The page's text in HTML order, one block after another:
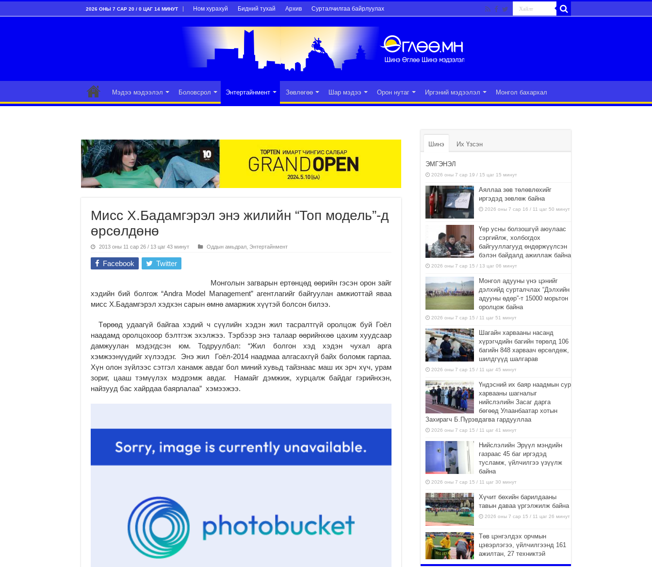
2026 ОНЫ 7 САР 20 / 0 ЦАГ 14 МИНУТ Ном хурахуй Бидний тухай Архив Сурталчилгаа байрлуулах
Мэдээ мэдээлэл Боловсрол Энтертайнмент Зөвлөгөө Шар мэдээ Орон нутаг Иргэний мэдээлэл Монгол бахархал
Мисс Х.Бадамгэрэл энэ жилийн “Топ модель”-д
өрсөлдөнө
2013 оны 11 сар 26 / 13 цаг 43 минут Оддын амьдрал Энтертайнмент
Facebook Twitter
Монголын загварын ертөнцөд өөрийн гэсэн орон зайг
хэдийн бий болгож “Andra Model Management” агентлагийг байгуулан амжиоттай яваа
мисс Х.Бадамгэрэл хэдхэн сарын өмнө амаржиж хүүтэй болсон билээ.
Төрөөд удаагүй байгаа хэдий ч сүүлийн хэдэн жил тасралтгүй оролцож буй Гоёл
наадамд оролцохоор бэлтгэж эхэлжээ. Тэрбээр энэ талаар өөрийнхөө цахим хуудсаар
дамжуулан мэдэгдсэн юм. Тодруулбал: “Жил болгон хэд хэдэн чухал арга
хэмжээнүүдийг хүлээдэг. Энэ жил Гоёл-2014 наадмаа алгасахгүй байх боломж гарлаа.
Хүн олон зүйлээс сэтгэл ханамж авдаг бол миний хувьд тайзнаас маш их эрч хүч, урам
зориг, цааш тэмүүлэх мэдрэмж авдаг. Намайг дэмжиж, хурцалж байдаг гэрийнхэн,
найзууд бас хайрдаа баярлалаа” хэмээжээ.
Шинэ Их Үзсэн
ЭМГЭНЭЛ
2026 оны 7 сар 19 / 15 цаг 15 минут
Аяллаа зөв төлөвлөхийг
иргэдэд зөвлөж байна
2026 оны 7 сар 16 / 11 цаг 50 минут
Үер усны болзошгүй аюулаас
сэргийлж, холбогдох
байгууллагууд өндөржүүлсэн
бэлэн байдалд ажиллаж байна
2026 оны 7 сар 15 / 13 цаг 06 минут
Монгол адууны үнэ цэнийг
дэлхийд сурталчлах “Дэлхийн
адууны өдөр”-т 15000 морьтон
оролцож байна
2026 оны 7 сар 15 / 11 цаг 51 минут
Шагайн харвааны насанд
хүрэгчдийн багийн төрөлд 106
багийн 848 харваач өрсөлдөж,
шилдгүүд шалгарав
2026 оны 7 сар 15 / 11 цаг 45 минут
Үндэсний их баяр наадмын сур
харвааны шагналыг
нийслэлийн Засаг дарга
бөгөөд Улаанбаатар хотын
Захирагч Б.Пүрэвдагва гардууллаа
2026 оны 7 сар 15 / 11 цаг 41 минут
Нийслэлийн Эрүүл мэндийн
газраас 45 баг иргэдэд
тусламж, үйлчилгээ үзүүлж
байна
2026 оны 7 сар 15 / 11 цаг 30 минут
Хүчит бөхийн барилдааны
тавын даваа үргэлжилж байна
2026 оны 7 сар 15 / 11 цаг 26 минут
Төв цэнгэлдэх орчмын
цэвэрлэгээ, үйлчилгээнд 161
ажилтан, 27 техниктэй
ажиллаж байна